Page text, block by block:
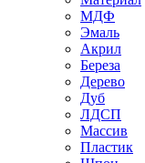
МДФ
Эмаль
Акрил
Береза
Дерево
Дуб
ЛДСП
Массив
Пластик